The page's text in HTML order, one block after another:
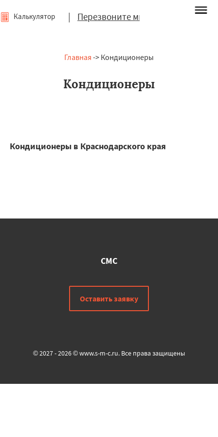
| Перезвоните мне
Калькулятор
Главная -> Кондиционеры
Кондиционеры
Кондиционеры в Краснодарского края
СМС
Оставить заявку
© 2027 - 2026 © www.s-m-c.ru. Все права защищены